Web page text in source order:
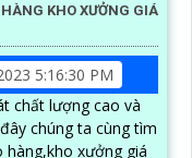
KHO XƯỞNG GIÁ
5:16:30 PM
chất lượng cao và
chúng ta cùng tìm
hàng,kho xưởng giá